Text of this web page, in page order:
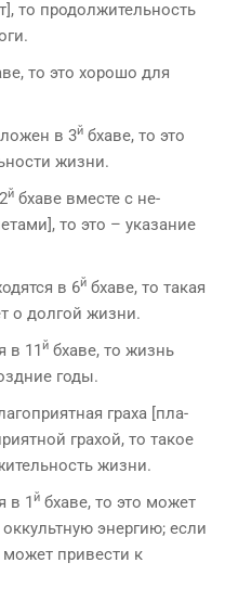
то продолжительность
то это хорошо для
в 3й бхаве, то это
жизни.
й бхаве вместе с не­
то это – указание
в 6й бхаве, то такая
о долгой жизни.
в 11й бхаве, то жизнь
годы.
граха [пла­
грахой, то такое
жизни.
в 1й бхаве, то это может
энергию; если
привести к